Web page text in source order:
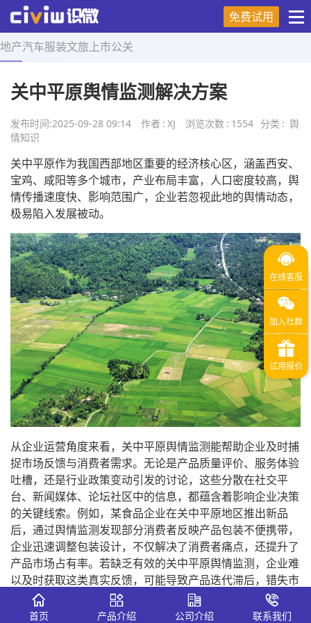
免费试用
地产汽车服装文旅 上市公关
首页 > 舆情知识 > 正文
关中平原舆情监测解决方案
发布时间:2025-09-28 09:14 作者 : XJ 浏览次数 : 1554 分类 : 舆
情知识
关中平原作为我国西部地区重要的经济核心区，涵盖西安、
宝鸡、咸阳等多个城市，产业布局丰富，人口密度较高，舆
情传播速度快、影响范围广，企业若忽视此地的舆情动态，
极易陷入发展被动。
从企业运营角度来看，关中平原舆情监测能帮助企业及时捕
捉市场反馈与消费者需求。无论是产品质量评价、服务体验
吐槽，还是行业政策变动引发的讨论，这些分散在社交平
台、新闻媒体、论坛社区中的信息，都蕴含着影响企业决策
的关键线索。例如，某食品企业在关中平原地区推出新品
后，通过舆情监测发现部分消费者反映产品包装不便携带，
企业迅速调整包装设计，不仅解决了消费者痛点，还提升了
产品市场占有率。若缺乏有效的关中平原舆情监测，企业难
以及时获取这类真实反馈，可能导致产品迭代滞后，错失市
场机遇。
首页 产品介绍 公司介绍 联系我们